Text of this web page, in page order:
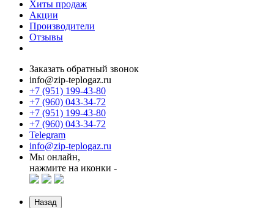
Хиты продаж
Акции
Производители
Отзывы
Заказать обратный звонок
info@zip-teplogaz.ru
+7 (951) 199-43-80
+7 (960) 043-34-72
+7 (951) 199-43-80
+7 (960) 043-34-72
Telegram
info@zip-teplogaz.ru
Мы онлайн,
нажмите на иконки -
Назад